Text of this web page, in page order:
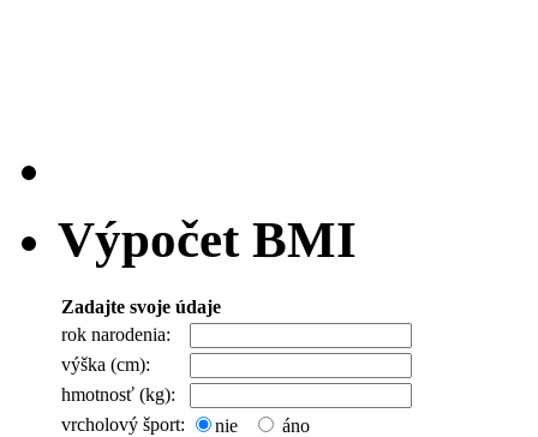
Výpočet BMI
Zadajte svoje údaje
rok narodenia:
výška (cm):
hmotnosť (kg):
vrcholový šport:
nie áno